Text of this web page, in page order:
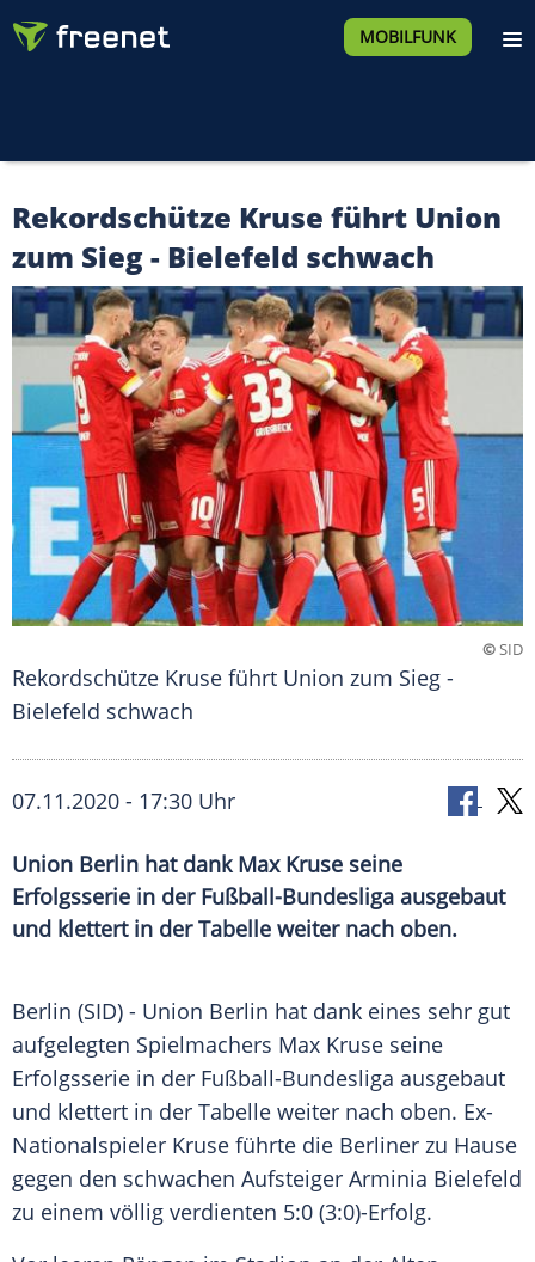
MOBILFUNK
Rekordschütze Kruse führt Union
zum Sieg - Bielefeld schwach
©SID
Rekordschütze Kruse führt Union zum Sieg -
Bielefeld schwach
07.11.2020 - 17:30 Uhr
Union Berlin hat dank Max Kruse seine
Erfolgsserie in der Fußball-Bundesliga ausgebaut
und klettert in der Tabelle weiter nach oben.
Berlin (SID) - Union Berlin hat dank eines sehr gut
aufgelegten Spielmachers Max Kruse seine
Erfolgsserie in der Fußball-Bundesliga ausgebaut
und klettert in der Tabelle weiter nach oben. Ex-
Nationalspieler Kruse führte die Berliner zu Hause
gegen den schwachen Aufsteiger Arminia Bielefeld
zu einem völlig verdienten 5:0 (3:0)-Erfolg.